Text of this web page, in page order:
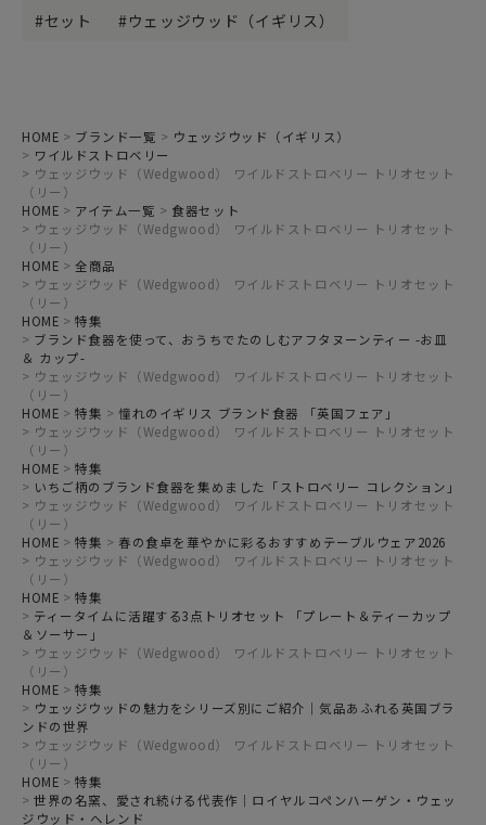
セット
ウェッジウッド（イギリス）
HOME ブランド一覧
ウェッジウッド（イギリス）
ワイルドストロベリー
ウェッジウッド（Wedgwood） ワイルドストロベリー トリオセット
（リー）
HOME
アイテム一覧
食器セット
ウェッジウッド（Wedgwood） ワイルドストロベリー トリオセット
（リー）
HOME
全商品
ウェッジウッド（Wedgwood） ワイルドストロベリー トリオセット
（リー）
HOME
特集
ブランド食器を使って、おうちでたのしむアフタヌーンティー -お皿
＆ カップ-
ウェッジウッド（Wedgwood） ワイルドストロベリー トリオセット
（リー）
HOME
特集
憧れのイギリス ブランド食器 「英国フェア」
ウェッジウッド（Wedgwood） ワイルドストロベリー トリオセット
（リー）
HOME
特集
いちご柄のブランド食器を集めました「ストロベリー コレクション」
ウェッジウッド（Wedgwood） ワイルドストロベリー トリオセット
（リー）
HOME
特集
春の食卓を華やかに彩るおすすめテーブルウェア2026
ウェッジウッド（Wedgwood） ワイルドストロベリー トリオセット
（リー）
HOME
特集
ティータイムに活躍する3点トリオセット 「プレート＆ティーカップ
＆ソーサー」
ウェッジウッド（Wedgwood） ワイルドストロベリー トリオセット
（リー）
HOME
特集
ウェッジウッドの魅力をシリーズ別にご紹介｜気品あふれる英国ブラ
ンドの世界
ウェッジウッド（Wedgwood） ワイルドストロベリー トリオセット
（リー）
HOME
特集
世界の名窯、愛され続ける代表作｜ロイヤルコペンハーゲン・ウェッ
ジウッド・ヘレンド